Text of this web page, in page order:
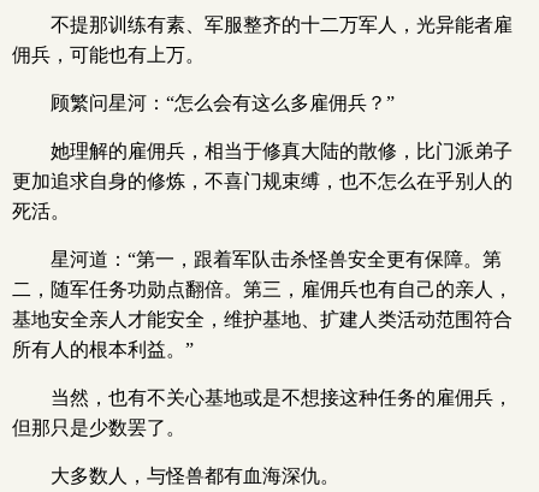
不提那训练有素、军服整齐的十二万军人，光异能者雇
佣兵，可能也有上万。
顾繁问星河：“怎么会有这么多雇佣兵？”
她理解的雇佣兵，相当于修真大陆的散修，比门派弟子
更加追求自身的修炼，不喜门规束缚，也不怎么在乎别人的
死活。
星河道：“第一，跟着军队击杀怪兽安全更有保障。第
二，随军任务功勋点翻倍。第三，雇佣兵也有自己的亲人，
基地安全亲人才能安全，维护基地、扩建人类活动范围符合
所有人的根本利益。”
当然，也有不关心基地或是不想接这种任务的雇佣兵，
但那只是少数罢了。
大多数人，与怪兽都有血海深仇。